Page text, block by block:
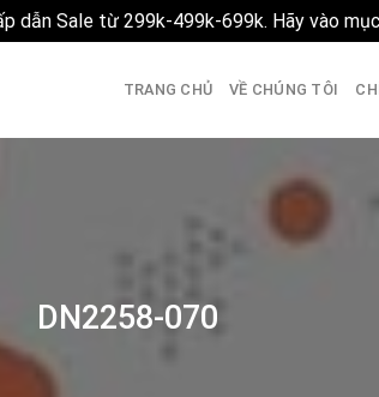
dẫn Sale từ 299k-499k-699k. Hãy vào
TRANG CHỦ VỀ CHÚNG TÔI
DN2258-070